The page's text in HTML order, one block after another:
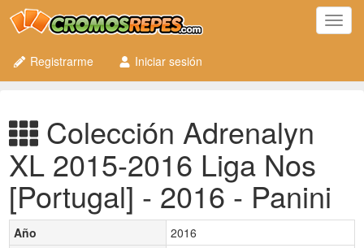
Registrarme
Iniciar sesión
Colección Adrenalyn
XL 2015-2016 Liga Nos
[Portugal] - 2016 - Panini
Año
2016